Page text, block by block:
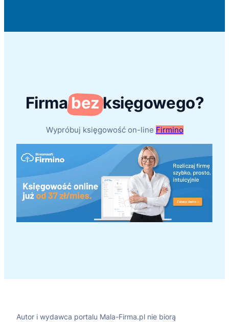
Firmabezksięgowego?
Wypróbuj księgowość on-line Firmino
Autor i wydawca portalu Mala-Firma.pl nie biorą